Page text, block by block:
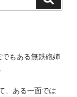
もある無鉄砲姉
、ある一面では